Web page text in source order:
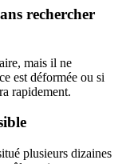
rechercher
mais il ne
est déformée ou si
rapidement.
plusieurs dizaines